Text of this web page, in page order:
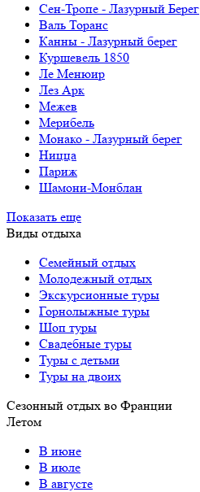
Cен-Тропе - Лазурный Берег
Валь Торанс
Канны - Лазурный берег
Куршевель 1850
Ле Менюир
Лез Арк
Межев
Мерибель
Монако - Лазурный берег
Ницца
Париж
Шамони-Монблан
Показать еще
Виды отдыха
Семейный отдых
Молодежный отдых
Экскурсионные туры
Горнолыжные туры
Шоп туры
Свадебные туры
Туры с детьми
Туры на двоих
Сезонный отдых во Франции
Летом
В июне
В июле
В августе